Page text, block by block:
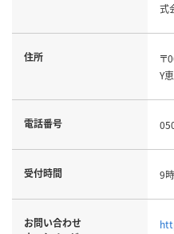
式
住所
〒
Y
電話番号
受付時間 9
お問い合わせ